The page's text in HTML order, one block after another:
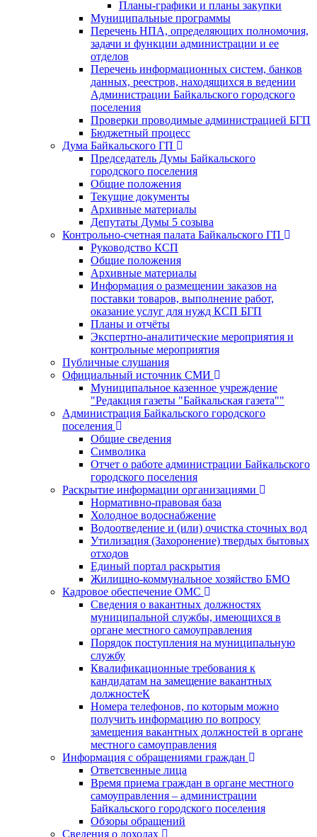
Планы-графики и планы закупки
Муниципальные программы
Перечень НПА, определяющих полномочия,
задачи и функции администрации и ее
отделов
Перечень информационных систем, банков
данных, реестров, находящихся в ведении
Администрации Байкальского городского
поселения
Проверки проводимые администрацией БГП
Бюджетный процесс
Дума Байкальского ГП
Председатель Думы Байкальского
городского поселения
Общие положения
Текущие документы
Архивные материалы
Депутаты Думы 5 созыва
Контрольно-счетная палата Байкальского ГП
Руководство КСП
Общие положения
Архивные материалы
Информация о размещении заказов на
поставки товаров, выполнение работ,
оказание услуг для нужд КСП БГП
Планы и отчёты
Экспертно-аналитические мероприятия и
контрольные мероприятия
Публичные слушания
Официальный источник СМИ
Муниципальное казенное учреждение
"Редакция газеты "Байкальская газета""
Администрация Байкальского городского
поселения
Общие сведения
Символика
Отчет о работе администрации Байкальского
городского поселения
Раскрытие информации организациями
Нормативно-правовая база
Холодное водоснабжение
Водоотведение и (или) очистка сточных вод
Утилизация (Захоронение) твердых бытовых
отходов
Единый портал раскрытия
Жилищно-коммунальное хозяйство БМО
Кадровое обеспечение ОМС
Сведения о вакантных должностях
муниципальной службы, имеющихся в
органе местного самоуправления
Порядок поступления на муниципальную
службу
Квалификационные требования к
кандидатам на замещение вакантных
должностеК
Номера телефонов, по которым можно
получить информацию по вопросу
замещения вакантных должностей в органе
местного самоуправления
Информация с обращениями граждан
Ответсвенные лица
Время приема граждан в органе местного
самоуправления – администрации
Байкальского городского поселения
Обзоры обращений
Сведения о доходах